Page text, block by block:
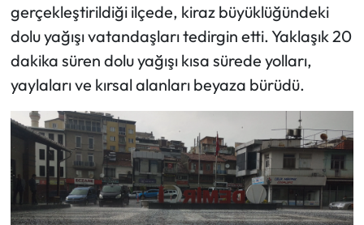
gerçekleştirildiği ilçede, kiraz büyüklüğündeki
dolu yağışı vatandaşları tedirgin etti. Yaklaşık 20
dakika süren dolu yağışı kısa sürede yolları,
yaylaları ve kırsal alanları beyaza bürüdü.